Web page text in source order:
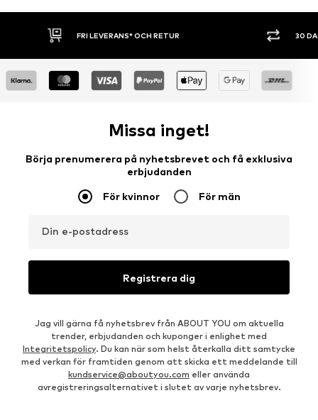
FRI LEVERANS* OCH RETUR 30
Missa inget!
Börja prenumerera på nyhetsbrevet och få exklusiva
erbjudanden
För kvinnor För män
Din e-postadress
Registrera dig
Jag vill gärna få nyhetsbrev från ABOUT YOU om aktuella
trender, erbjudanden och kuponger i enlighet med
Integritetspolicy. Du kan när som helst återkalla ditt samtycke
med verkan för framtiden genom att skicka ett meddelande till
kundservice@aboutyou.com eller använda
avregistreringsalternativet i slutet av varje nyhetsbrev.